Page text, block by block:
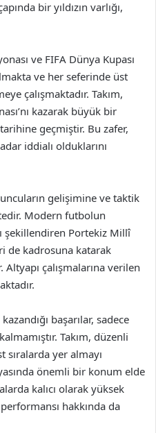
bir yıldızın varlığı,
ve FIFA Dünya Kupası
ve her seferinde üst
çalışmaktadır. Takım,
kazarak büyük bir
geçmiştir. Bu zafer,
iddialı olduklarını
gelişimine ve taktik
Modern futbolun
şekillendiren Portekiz Millî
de kadrosuna katarak
çalışmalarına verilen
başarılar, sadece
Takım, düzenli
sıralarda yer almayı
önemli bir konum elde
kalıcı olarak yüksek
hakkında da